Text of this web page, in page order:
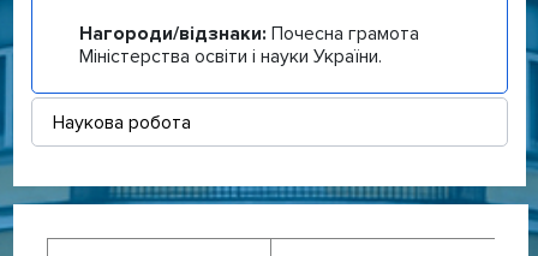
Нагороди/відзнаки: Почесна грамота
Міністерства освіти і науки України.
Наукова робота